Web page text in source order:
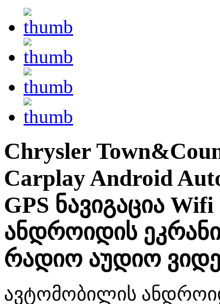
Chrysler
Carplay Android
GPS ნავიგაცია
ანდროიდის
რადიო აუდიო
ავტომობილის